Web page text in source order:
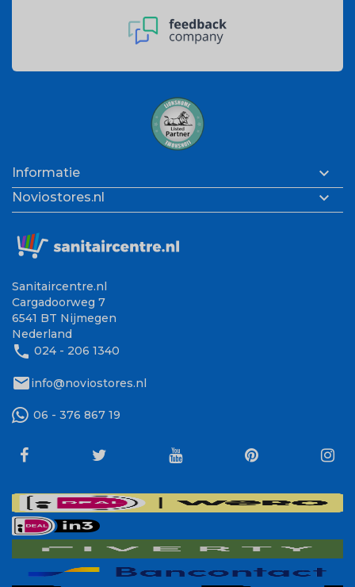
Informatie 
Noviostores.nl 
Sanitaircentre.nl
Cargadoorweg 7
6541 BT Nijmegen
Nederland
phone 024 - 206 1340
mailinfo@noviostores.nl
06 - 376 867 19